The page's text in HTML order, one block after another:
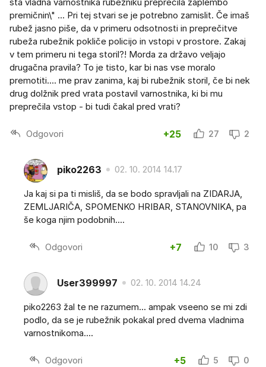
sta vladna varnostnika rubežniku preprečila zaplembo
premičnin\" ... Pri tej stvari se je potrebno zamislit. Če imaš
rubež jasno piše, da v primeru odsotnosti in preprečitve
rubeža rubežnik pokliče policijo in vstopi v prostore. Zakaj
v tem primeru ni tega storil?! Morda za državo veljajo
drugačna pravila? To je tisto, kar bi nas vse moralo
premotiti.... me prav zanima, kaj bi rubežnik storil, če bi nek
drug dolžnik pred vrata postavil varnostnika, ki bi mu
preprečila vstop - bi tudi čakal pred vrati?
Odgovori +25 27 2
piko2263 02. 10. 2014 14.17
Ja kaj si pa ti misliš, da se bodo spravljali na ZIDARJA,
ZEMLJARIČA, SPOMENKO HRIBAR, STANOVNIKA, pa
še koga njim podobnih....
Odgovori +7 10 3
User399997 02. 10. 2014 14.24
piko2263 žal te ne razumem... ampak vseeno se mi zdi
podlo, da se je rubežnik pokakal pred dvema vladnima
varnostnikoma....
Odgovori +5 5 0